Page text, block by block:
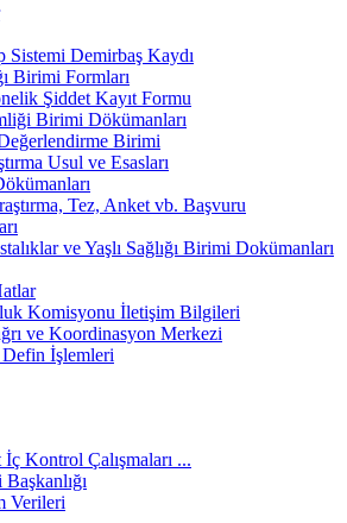
Sistemi Demirbaş Kaydı
Birimi Formları
Şiddet Kayıt Formu
Birimi Dökümanları
Birimi
Usul ve Esasları
Tez, Anket vb. Başvuru
ve Yaşlı Sağlığı Birimi Dokümanları
Komisyonu İletişim Bilgileri
ve Koordinasyon Merkezi
Defin İşlemleri
Kontrol Çalışmaları ...
Verileri